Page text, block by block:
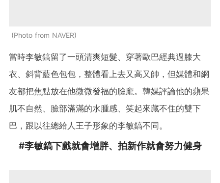
Photo from NAVER
當時李敏鎬留了一頭清爽短髮、穿著歐巴經典過膝大
衣、斜背藍色包包，整體看上去又高又帥，但媒體和網
友都把焦點放在他微微發福的臉龐。韓媒評論他的蘋果
肌不自然、臉部滿滿的水腫感、笑起來藏不住的雙下
巴，跟以往總給人王子形象的李敏鎬不同。
#李敏鎬下戲就會增胖、拍新作就會努力健身